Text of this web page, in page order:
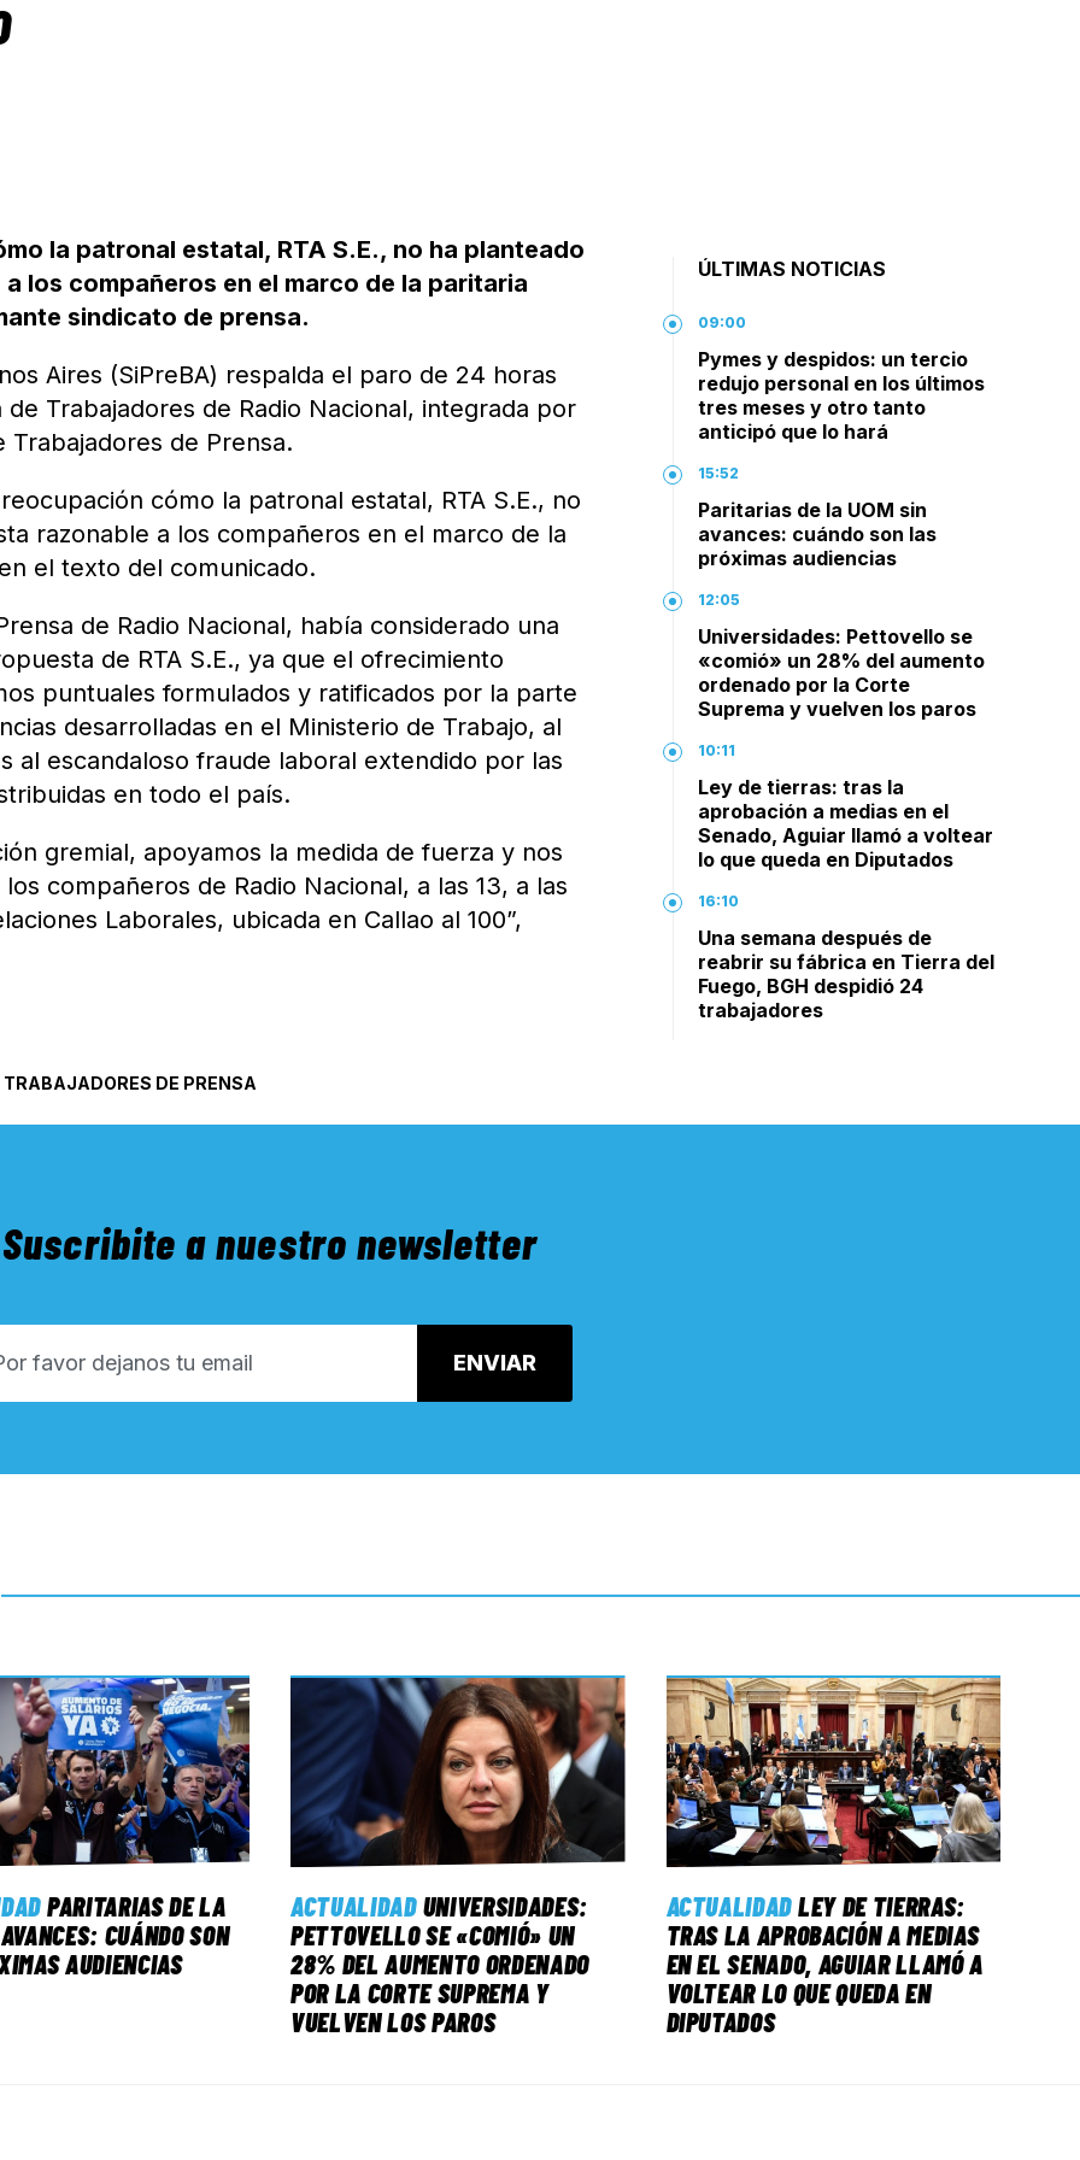
la patronal estatal, RTA S.E., no ha planteado
los compañeros en el marco de la paritaria
sindicato de prensa.
Aires (SiPreBA) respalda el paro de 24 horas
Trabajadores de Radio Nacional, integrada por
Trabajadores de Prensa.
cómo la patronal estatal, RTA S.E., no
razonable a los compañeros en el marco de la
el texto del comunicado.
de Radio Nacional, había considerado una
de RTA S.E., ya que el ofrecimiento
puntuales formulados y ratificados por la parte
desarrolladas en el Ministerio de Trabajo, al
al escandaloso fraude laboral extendido por las
en todo el país.
gremial, apoyamos la medida de fuerza y nos
compañeros de Radio Nacional, a las 13, a las
Laborales, ubicada en Callao al 100”,
TRABAJADORES DE PRENSA
ÚLTIMAS NOTICIAS
09:00
Pymes y despidos: un tercio
redujo personal en los últimos
tres meses y otro tanto
anticipó que lo hará
15:52
Paritarias de la UOM sin
avances: cuándo son las
próximas audiencias
12:05
Universidades: Pettovello se
«comió» un 28% del aumento
ordenado por la Corte
Suprema y vuelven los paros
10:11
Ley de tierras: tras la
aprobación a medias en el
Senado, Aguiar llamó a voltear
lo que queda en Diputados
16:10
Una semana después de
reabrir su fábrica en Tierra del
Fuego, BGH despidió 24
trabajadores
Suscribite a nuestro newsletter
PARITARIAS DE LA
CUÁNDO SON
AUDIENCIAS
ACTUALIDAD UNIVERSIDADES:
PETTOVELLO SE «COMIÓ» UN
28% DEL AUMENTO ORDENADO
POR LA CORTE SUPREMA Y
VUELVEN LOS PAROS
ACTUALIDADLEY DE TIERRAS:
TRAS LA APROBACIÓN A MEDIAS
EN EL SENADO, AGUIAR LLAMÓ A
VOLTEAR LO QUE QUEDA EN
DIPUTADOS